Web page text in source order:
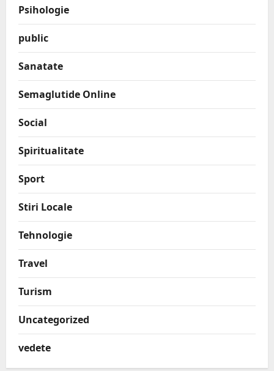
Psihologie
public
Sanatate
Semaglutide Online
Social
Spiritualitate
Sport
Stiri Locale
Tehnologie
Travel
Turism
Uncategorized
vedete